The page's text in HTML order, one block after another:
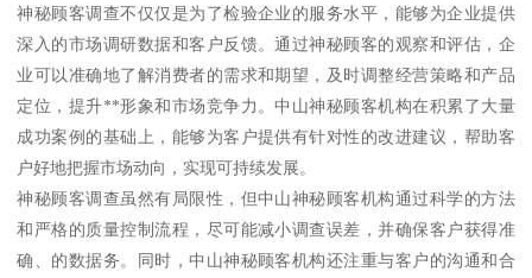
神秘顾客调查不仅仅是为了检验企业的服务水平，能够为企业提供
深入的市场调研数据和客户反馈。通过神秘顾客的观察和评估，企
业可以准确地了解消费者的需求和期望，及时调整经营策略和产品
定位，提升**形象和市场竞争力。中山神秘顾客机构在积累了大量
成功案例的基础上，能够为客户提供有针对性的改进建议，帮助客
户好地把握市场动向，实现可持续发展。
神秘顾客调查虽然有局限性，但中山神秘顾客机构通过科学的方法
和严格的质量控制流程，尽可能减小调查误差，并确保客户获得准
确、的数据务。同时，中山神秘顾客机构还注重与客户的沟通和合